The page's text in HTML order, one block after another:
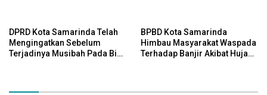
DPRD Kota Samarinda Telah
Mengingatkan Sebelum
Terjadinya Musibah Pada Big
BPBD Kota Samarinda
Himbau Masyarakat Waspada
Terhadap Banjir Akibat Hujan